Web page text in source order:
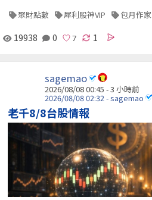
聚財點數 犀利股神VIP 包月作家
19938 0 1
sagemao
2026/08/08 00:45 -3 小時前
2026/08/08 02:32 - sagemao
老千8/8台股情報